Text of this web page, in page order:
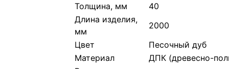
Толщина, мм
40
Длина изделия,
мм
2000
Цвет
Песочный дуб
Материал
ДПК (древесно-